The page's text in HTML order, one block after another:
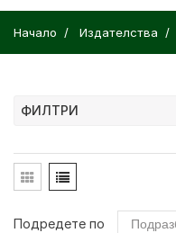
Начало Издателства
ФИЛТРИ
Подредете по